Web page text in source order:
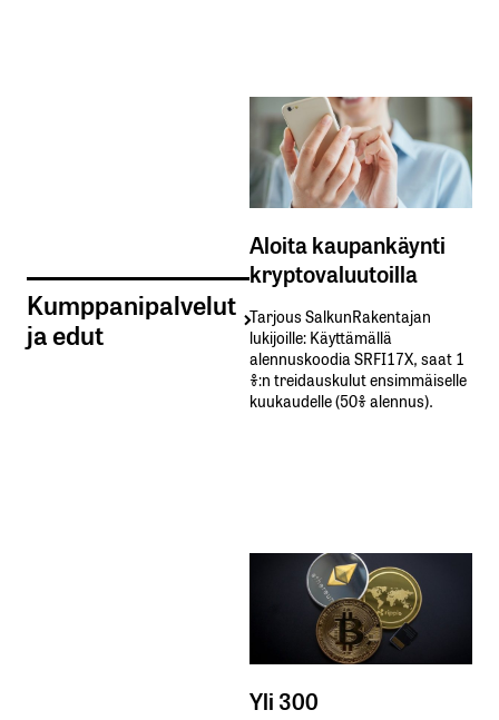
Kumppanipalvelut
ja edut
Aloita kaupankäynti
kryptovaluutoilla
Tarjous SalkunRakentajan
lukijoille: Käyttämällä​ ​
alennuskoodia​ ​SRFI17X,​ ​saat​ ​1
%:n treidauskulut​ ​ensimmäiselle​ ​
kuukaudelle​ ​(50%​ ​alennus).
Yli 300